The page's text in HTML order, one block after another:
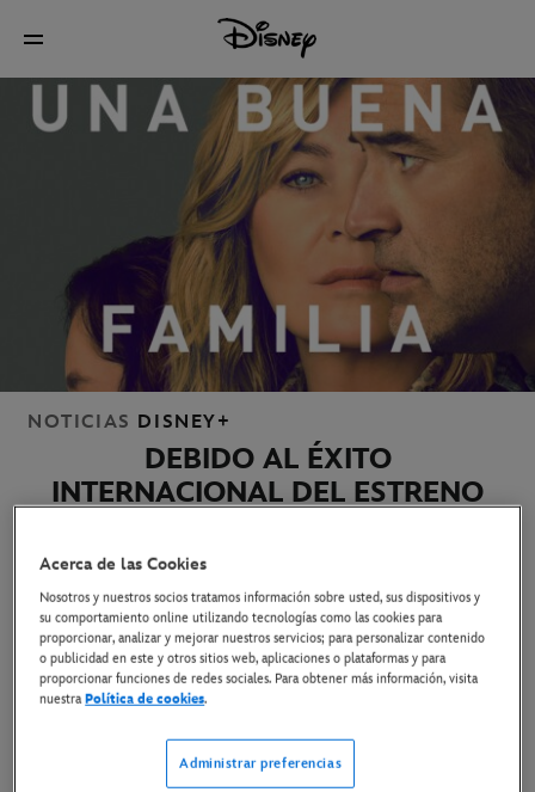
NOTICIAS DISNEY+
DEBIDO AL ÉXITO
INTERNACIONAL DEL ESTRENO
AMERICANA, DISNEY+ ADELANTA
LA MINISERIE AL 9 DE ABRIL
1 de abril de 2025
Acerca de las Cookies
Nosotros y nuestros socios tratamos información sobre usted, sus dispositivos y
su comportamiento online utilizando tecnologías como las cookies para
proporcionar, analizar y mejorar nuestros servicios; para personalizar contenido
o publicidad en este y otros sitios web, aplicaciones o plataformas y para
proporcionar funciones de redes sociales. Para obtener más información, visita
nuestraPolítica de cookies.
Administrar preferencias